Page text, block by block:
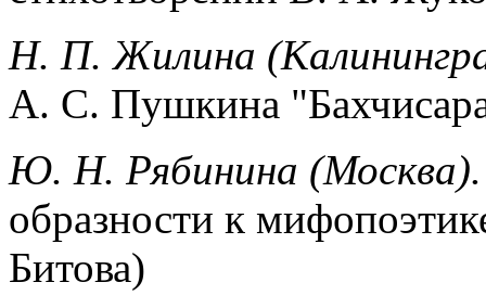
Н. П. Жилина
А. С. Пушкина
Ю. Н. Рябинина
образности к
Битова)